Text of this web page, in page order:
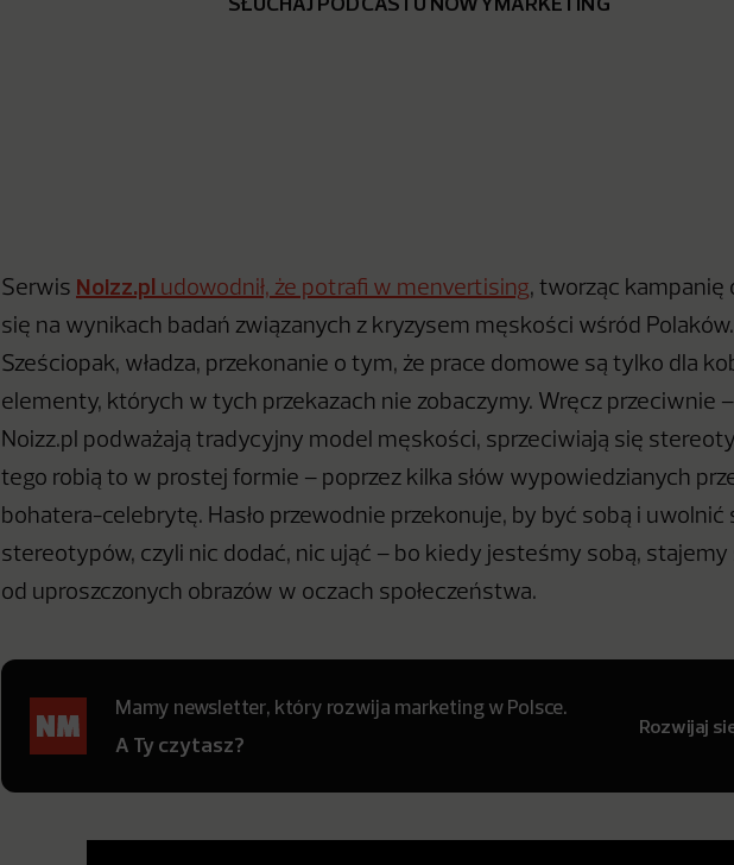
Serwis Noizz.pl udowodnił, że potrafi w menvertising, tworząc kampanię
się na wynikach badań związanych z kryzysem męskości wśród Polaków.
Sześciopak, władza, przekonanie o tym, że prace domowe są tylko dla
elementy, których w tych przekazach nie zobaczymy. Wręcz przeciwnie
Noizz.pl podważają tradycyjny model męskości, sprzeciwiają się
tego robią to w prostej formie – poprzez kilka słów wypowiedzianych
bohatera-celebrytę. Hasło przewodnie przekonuje, by być sobą i uwolnić
stereotypów, czyli nic dodać, nic ująć – bo kiedy jesteśmy sobą, stajemy
od uproszczonych obrazów w oczach społeczeństwa.
Mamy newsletter, który rozwija marketing w Polsce.
A Ty czytasz?
Rozwijaj